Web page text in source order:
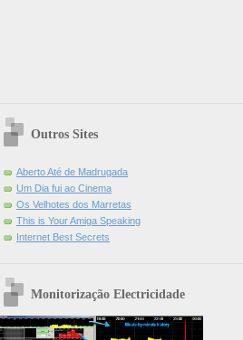
Outros Sites
Aberto Até de Madrugada
Um Dia fui ao Cinema
Os Velhotes dos Marretas
This is Your Amiga Speaking
Internet Best Secrets
Monitorização Electricidade